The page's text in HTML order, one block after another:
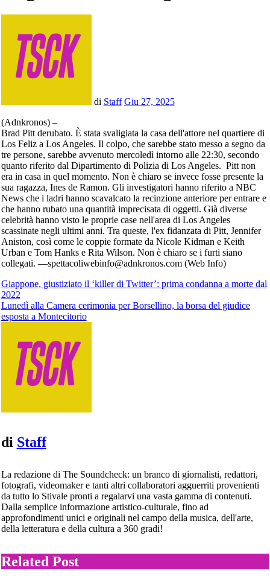
di Staff Giu 27, 2025
(Adnkronos) –
Brad Pitt derubato. È stata svaligiata la casa dell'attore nel quartiere di
Los Feliz a Los Angeles. Il colpo, che sarebbe stato messo a segno da
tre persone, sarebbe avvenuto mercoledì intorno alle 22:30, secondo
quanto riferito dal Dipartimento di Polizia di Los Angeles. Pitt non
era in casa in quel momento. Non è chiaro se invece fosse presente la
sua ragazza, Ines de Ramon. Gli investigatori hanno riferito a NBC
News che i ladri hanno scavalcato la recinzione anteriore per entrare e
che hanno rubato una quantità imprecisata di oggetti. Già diverse
celebrità hanno visto le proprie case nell'area di Los Angeles
scassinate negli ultimi anni. Tra queste, l'ex fidanzata di Pitt, Jennifer
Aniston, così come le coppie formate da Nicole Kidman e Keith
Urban e Tom Hanks e Rita Wilson. Non è chiaro se i furti siano
collegati. —spettacoliwebinfo@adnkronos.com (Web Info)
Navigazione
articoli
Giappone, giustiziato il ‘killer di Twitter’: prima condanna a morte dal
2022
Lunedì alla Camera cerimonia per Borsellino, la borsa del giudice
esposta a Montecitorio
di Staff
La redazione di The Soundcheck: un branco di giornalisti, redattori,
fotografi, videomaker e tanti altri collaboratori agguerriti provenienti
da tutto lo Stivale pronti a regalarvi una vasta gamma di contenuti.
Dalla semplice informazione artistico-culturale, fino ad
approfondimenti unici e originali nel campo della musica, dell'arte,
della letteratura e della cultura a 360 gradi!
Related Post